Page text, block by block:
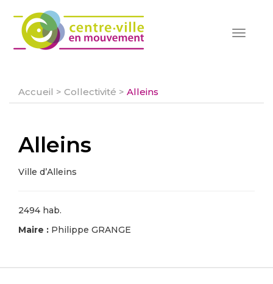
Toggle
Accueil > Collectivité > Alleins
Alleins
Ville d’Alleins
2494 hab.
Maire : Philippe GRANGE